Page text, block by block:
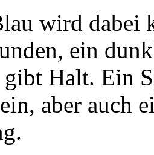
wird dabei
ein
Halt. Ein
aber auch